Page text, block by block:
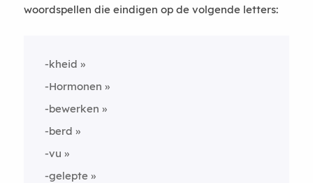
woordspellen die eindigen op de volgende letters:
-kheid
-Hormonen
-bewerken
-berd
-vu
-gelepte